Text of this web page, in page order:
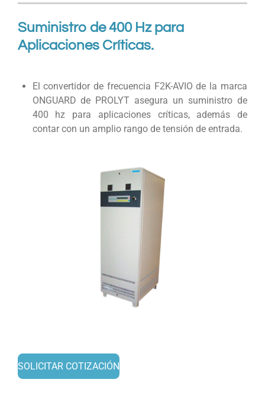
Suministro de 400 Hz para
Aplicaciones Críticas.
El convertidor de frecuencia F2K-AVIO de la marca
ONGUARD de PROLYT asegura un suministro de
400 hz para aplicaciones críticas, además de
contar con un amplio rango de tensión de entrada.
SOLICITAR COTIZACIÓN